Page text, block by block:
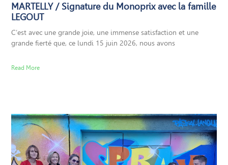
MARTELLY / Signature du Monoprix avec la famille
LEGOUT
C’est avec une grande joie, une immense satisfaction et une
grande fierté que, ce lundi 15 juin 2026, nous avons
Read More